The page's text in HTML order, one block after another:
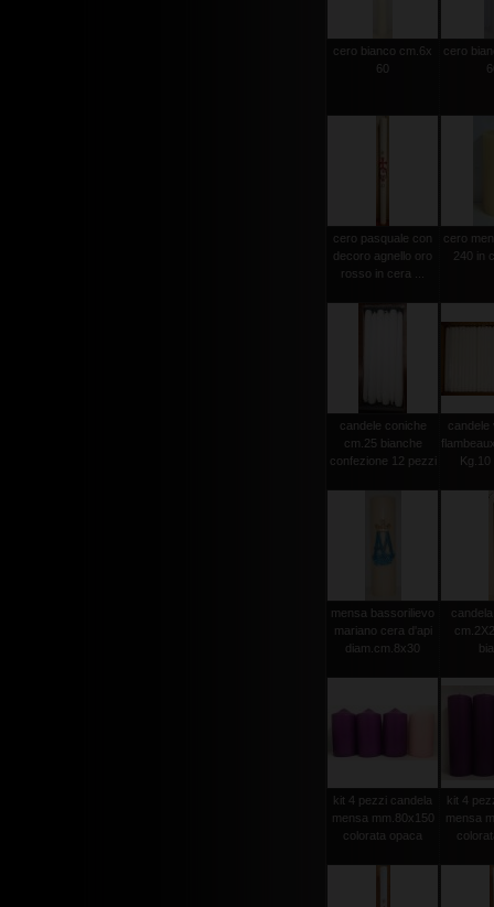
cero bianco cm.6x
60
cero
cero pasquale con
decoro agnello oro
rosso in cera ...
cero
240 in
candele coniche
cm.25 bianche
confezione 12 pezzi
candele
mensa bassorilievo
mariano cera d'api
diam.cm.8x30
kit 4 pezzi candela
mensa mm.80x150
colorata opaca
kit 4
mensa